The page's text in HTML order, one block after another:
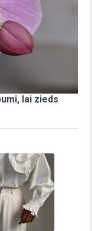
lai zieds